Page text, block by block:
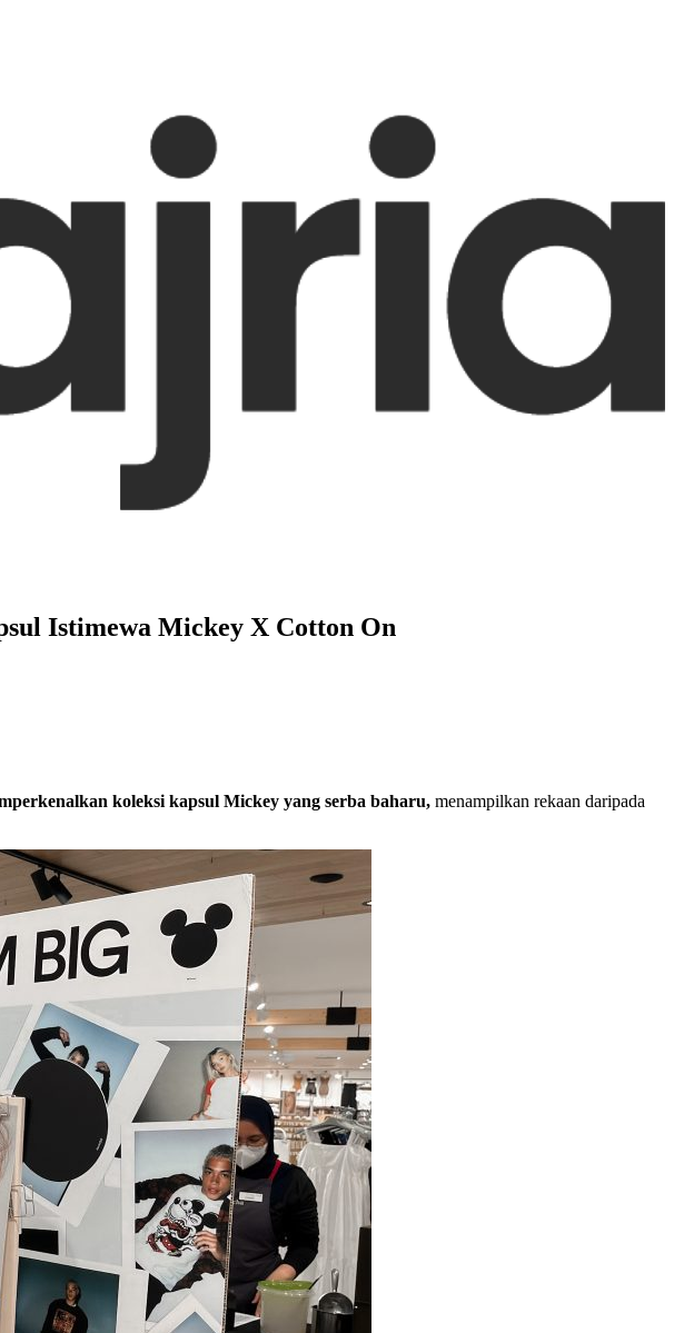
Istimewa Mickey X Cotton On
koleksi kapsul Mickey yang serba baharu, menampilkan rekaan daripada